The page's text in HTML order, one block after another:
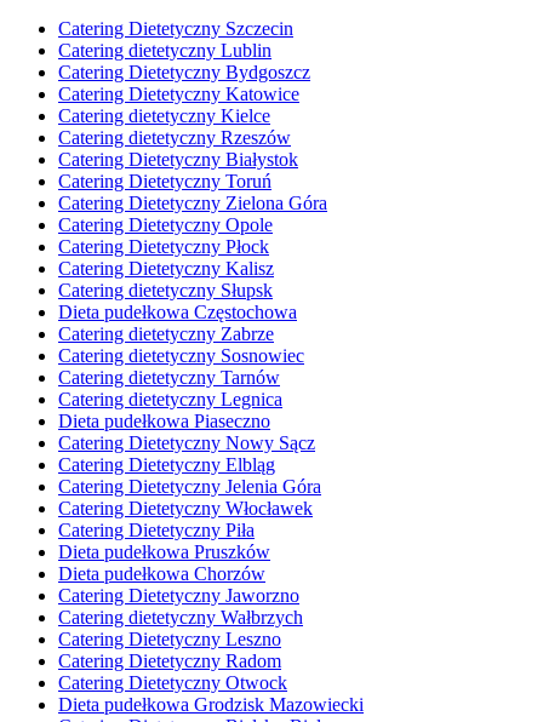
Catering Dietetyczny Szczecin
Catering dietetyczny Lublin
Catering Dietetyczny Bydgoszcz
Catering Dietetyczny Katowice
Catering dietetyczny Kielce
Catering dietetyczny Rzeszów
Catering Dietetyczny Białystok
Catering Dietetyczny Toruń
Catering Dietetyczny Zielona Góra
Catering Dietetyczny Opole
Catering Dietetyczny Płock
Catering Dietetyczny Kalisz
Catering dietetyczny Słupsk
Dieta pudełkowa Częstochowa
Catering dietetyczny Zabrze
Catering dietetyczny Sosnowiec
Catering dietetyczny Tarnów
Catering dietetyczny Legnica
Dieta pudełkowa Piaseczno
Catering Dietetyczny Nowy Sącz
Catering Dietetyczny Elbląg
Catering Dietetyczny Jelenia Góra
Catering Dietetyczny Włocławek
Catering Dietetyczny Piła
Dieta pudełkowa Pruszków
Dieta pudełkowa Chorzów
Catering Dietetyczny Jaworzno
Catering dietetyczny Wałbrzych
Catering Dietetyczny Leszno
Catering Dietetyczny Radom
Catering Dietetyczny Otwock
Dieta pudełkowa Grodzisk Mazowiecki